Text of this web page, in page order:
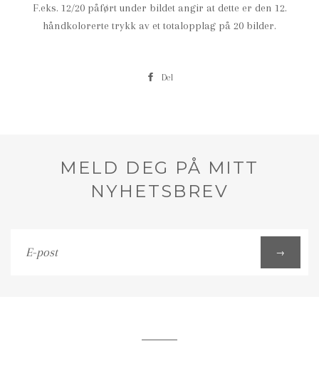
F.eks. 12/20 påført under bildet angir at dette er den 12.
håndkolorerte trykk av et totalopplag på 20 bilder.
Del
MELD DEG PÅ MITT
NYHETSBREV
post
→